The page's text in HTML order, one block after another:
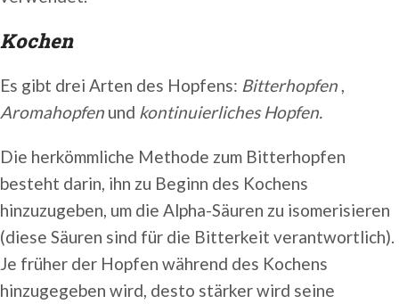
Kochen
Es gibt drei Arten des Hopfens: Bitterhopfen,
Aromahopfen und kontinuierliches Hopfen.
Die herkömmliche Methode zum Bitterhopfen
besteht darin, ihn zu Beginn des Kochens
hinzuzugeben, um die Alpha-Säuren zu isomerisieren
(diese Säuren sind für die Bitterkeit verantwortlich).
Je früher der Hopfen während des Kochens
hinzugegeben wird, desto stärker wird seine